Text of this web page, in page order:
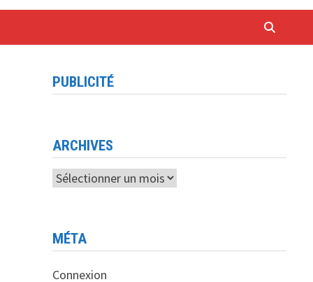
PUBLICITÉ
ARCHIVES
Archives
MÉTA
Connexion